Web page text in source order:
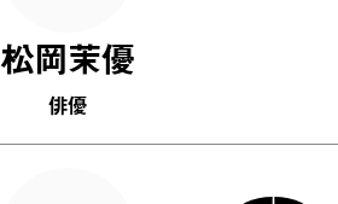
松岡茉優
俳優